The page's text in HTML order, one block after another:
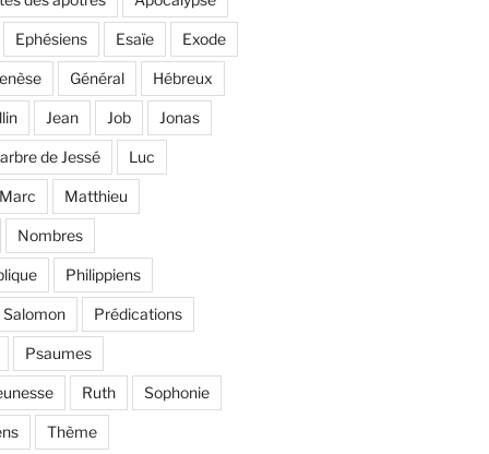
Ephésiens Esaïe Exode
Général Hébreux
Jean Job Jonas
de Jessé Luc
Matthieu
Nombres
Philippiens
Prédications
Psaumes
Ruth Sophonie
Thème